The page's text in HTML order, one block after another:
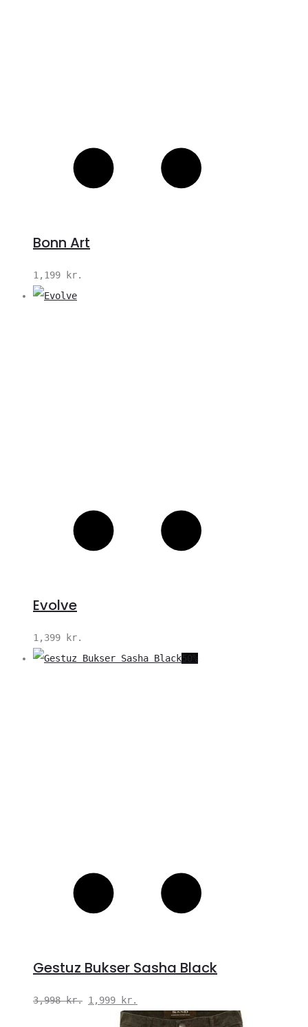
Bonn Art
1,199 kr.
Evolve
1,399
kr.
50%
Gestuz Bukser Sasha Black
3,998kr. Den
oprindelige
1,999 kr.
aktuelle